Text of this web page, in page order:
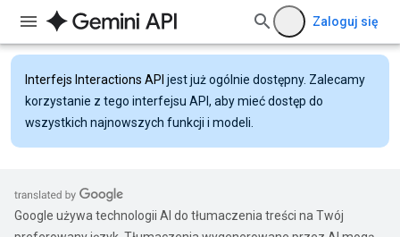
Zaloguj się
Interfejs Interactions API jest już ogólnie dostępny. Zalecamy
korzystanie z tego interfejsu API, aby mieć dostęp do
wszystkich najnowszych funkcji i modeli.
Google używa technologii AI do tłumaczenia treści na Twój